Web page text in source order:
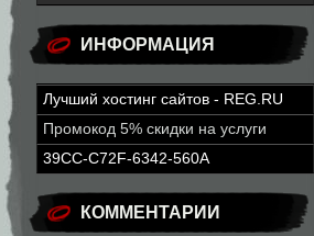
ИНФОРМАЦИЯ
Лучший хостинг сайтов - REG.RU
Промокод 5% скидки на услуги
39CC-C72F-6342-560A
КОММЕНТАРИИ